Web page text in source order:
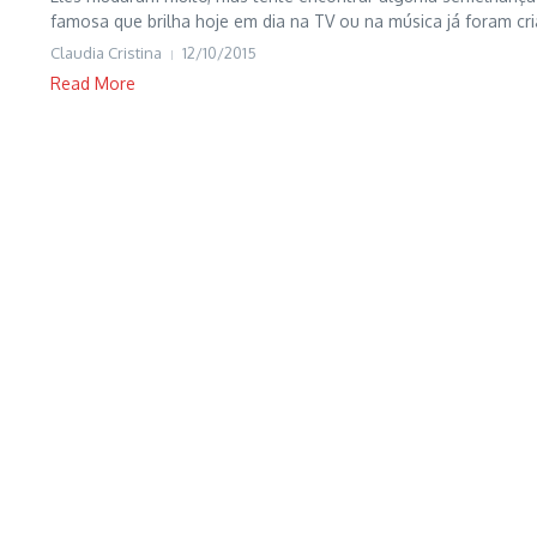
famosa que brilha hoje em dia na TV ou na música já foram
Claudia Cristina 12/10/2015
Read More